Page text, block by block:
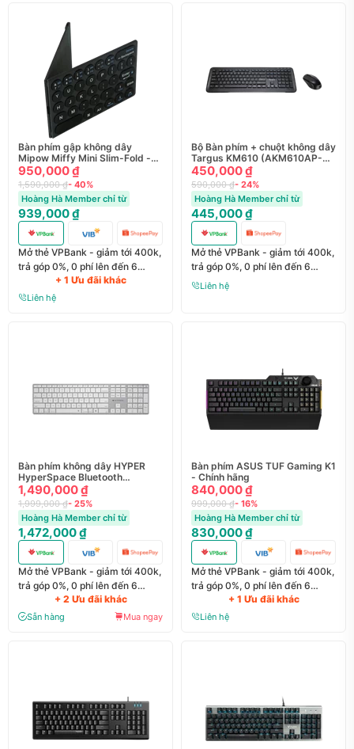
Bàn phím gập không dây
Mipow Miffy Mini Slim-Fold -
Chính hãng
950,000 ₫
1,590,000 ₫- 40%
Hoàng Hà Member chỉ từ
939,000 ₫
Mở thẻ VPBank - giảm tới 400k,
trả góp 0%, 0 phí lên đến 6
+ 1 Ưu đãi khác
Liên hệ
Bộ Bàn phím + chuột không dây
Targus KM610 (AKM610AP-
52) - Chính Hãng
450,000 ₫
590,000 ₫- 24%
Hoàng Hà Member chỉ từ
445,000 ₫
Mở thẻ VPBank - giảm tới 400k,
trả góp 0%, 0 phí lên đến 6
thángLiên hệ
Bàn phím không dây HYPER
HyperSpace Bluetooth
Wireless Keyboard -
HS2310US
1,490,000 ₫
1,999,000 ₫- 25%
Hoàng Hà Member chỉ từ
1,472,000 ₫
Mở thẻ VPBank - giảm tới 400k,
trả góp 0%, 0 phí lên đến 6
+ 2 Ưu đãi khác
Sẵn hàng Mua ngay
Bàn phím ASUS TUF Gaming K1
- Chính hãng
840,000 ₫
999,000 ₫- 16%
Hoàng Hà Member chỉ từ
830,000 ₫
Mở thẻ VPBank - giảm tới 400k,
trả góp 0%, 0 phí lên đến 6
+ 1 Ưu đãi khác
Liên hệ